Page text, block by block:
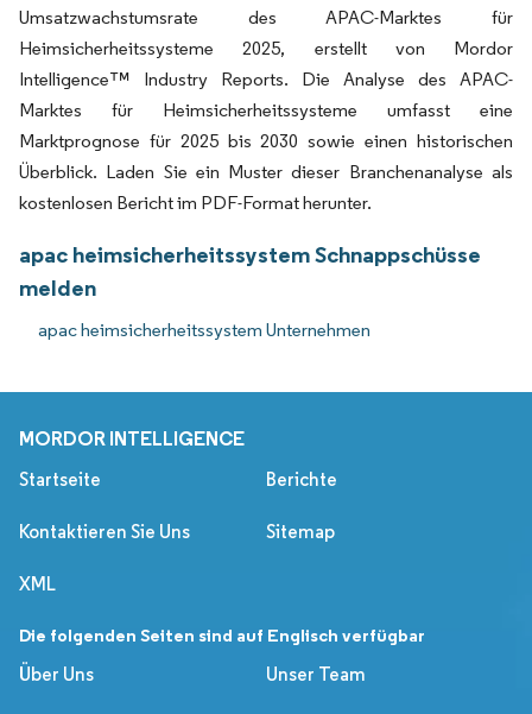
Umsatzwachstumsrate des APAC-Marktes für
Heimsicherheitssysteme 2025, erstellt von Mordor
Intelligence™ Industry Reports. Die Analyse des APAC-
Marktes für Heimsicherheitssysteme umfasst eine
Marktprognose für 2025 bis 2030 sowie einen historischen
Überblick. Laden Sie ein Muster dieser Branchenanalyse als
kostenlosen Bericht im PDF-Format herunter.
apac heimsicherheitssystem Schnappschüsse
melden
apac heimsicherheitssystem Unternehmen
MORDOR INTELLIGENCE
Startseite Berichte
Kontaktieren Sie Uns Sitemap
XML
Die folgenden Seiten sind auf Englisch verfügbar
Über Uns
Unser Team